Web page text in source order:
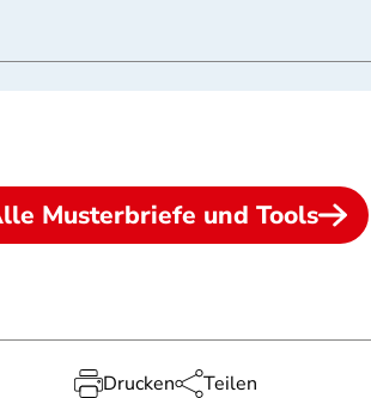
Musterbriefe und Tools
Drucken Teilen